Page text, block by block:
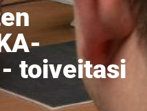
toiveitasi